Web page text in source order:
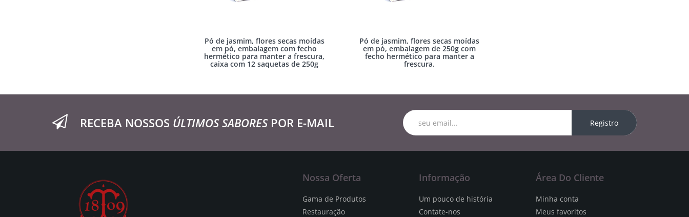
Pó de jasmim, flores secas moídas
em pó, embalagem com fecho
hermético para manter a frescura,
caixa com 12 saquetas de 250g
Pó de jasmim, flores secas moídas
em pó, embalagem de 250g com
fecho hermético para manter a
frescura.
RECEBA NOSSOS ÚLTIMOS SABORESPOR E-MAIL Registro
Nossa Oferta
Gama de Produtos
Restauração
Informação
Um pouco de história
Contate-nos
Área Do Cliente
Minha conta
Meus favoritos